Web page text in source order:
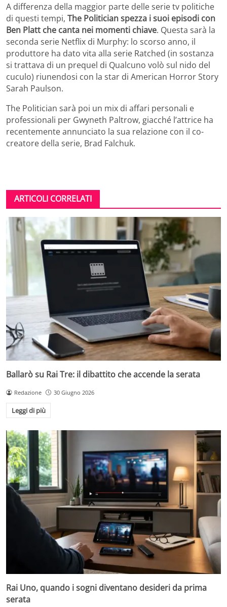
A differenza della maggior parte delle serie tv politiche
di questi tempi, The Politician spezza i suoi episodi con
Ben Platt che canta nei momenti chiave. Questa sarà la
seconda serie Netflix di Murphy: lo scorso anno, il
produttore ha dato vita alla serie Ratched (in sostanza
si trattava di un prequel di Qualcuno volò sul nido del
cuculo) riunendosi con la star di American Horror Story
Sarah Paulson.
The Politician sarà poi un mix di affari personali e
professionali per Gwyneth Paltrow, giacché l’attrice ha
recentemente annunciato la sua relazione con il co-
creatore della serie, Brad Falchuk.
ARTICOLI CORRELATI
Ballarò su Rai Tre: il dibattito che accende la serata
Redazione 30 Giugno 2026
Leggi di più
Rai Uno, quando i sogni diventano desideri da prima
serata